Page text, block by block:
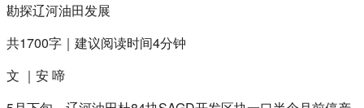
勘探辽河油田发展
共1700字｜建议阅读时间4分钟
文 ｜安 啼